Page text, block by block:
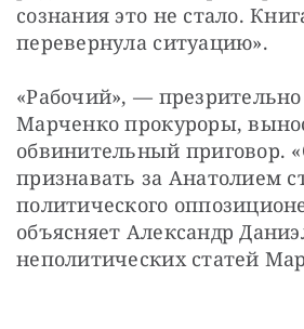
сознания это не стало.
перевернула ситуацию».
«Рабочий», —
Марченко прокуроры,
обвинительный приговор.
признавать за Анатолием
политического
объясняет Александр
неполитических статей